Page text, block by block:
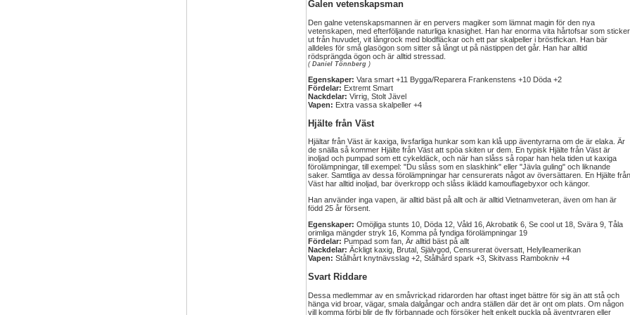
Galen vetenskapsman
Den galne vetenskapsmannen är en pervers magiker som lämnat magin för den nya
vetenskapen, med efterföljande naturliga knasighet. Han har enorma vita hårtofsar som sticker
ut från huvudet, vit långrock med blodfläckar och ett par skalpeller i bröstfickan. Han bär
alldeles för små glasögon som sitter så långt ut på nästippen det går. Han har alltid
rödsprängda ögon och är alltid stressad.
( Daniel Tönnberg )
Egenskaper: Vara smart +11 Bygga/Reparera Frankenstens +10 Döda +2
Fördelar: Extremt Smart
Nackdelar: Virrig, Stolt Jävel
Vapen: Extra vassa skalpeller +4
Hjälte från Väst
Hjältar från Väst är kaxiga, livsfarliga hunkar som kan klå upp äventyrarna om de är elaka. Är
de snälla så kommer Hjälte från Väst att spöa skiten ur dem. En typisk Hjälte från Väst är
inoljad och pumpad som ett cykeldäck, och när han slåss så ropar han hela tiden ut kaxiga
förolämpningar, till exempel: "Du slåss som en slaskhink" eller "Jävla guling" och liknande
saker. Samtliga av dessa förolämpningar har censurerats något av översättaren. En Hjälte från
Väst har alltid inoljad, bar överkropp och slåss iklädd kamouflagebyxor och kängor.
Han använder inga vapen, är alltid bäst på allt och är alltid Vietnamveteran, även om han är
född 25 år försent.
Egenskaper: Omöjliga stunts 10, Döda 12, Våld 16, Akrobatik 6, Se cool ut 18, Svära 9, Tåla
orimliga mängder stryk 16, Komma på fyndiga förolämpningar 19
Fördelar: Pumpad som fan, Är alltid bäst på allt
Nackdelar: Äckligt kaxig, Brutal, Självgod, Censurerat översatt, Helylleamerikan
Vapen: Stålhårt knytnävsslag +2, Stålhård spark +3, Skitvass Rambokniv +4
Svart Riddare
Dessa medlemmar av en småvrickad ridarorden har oftast inget bättre för sig än att stå och
hänga vid broar, vägar, smala dalgångar och andra ställen där det är ont om plats. Om någon
vill komma förbi blir de fly förbannade och försöker helt enkelt puckla på äventyraren eller